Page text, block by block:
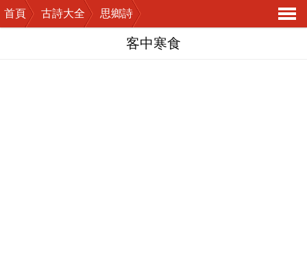
首頁 古詩大全
思鄉詩
導
客中寒食